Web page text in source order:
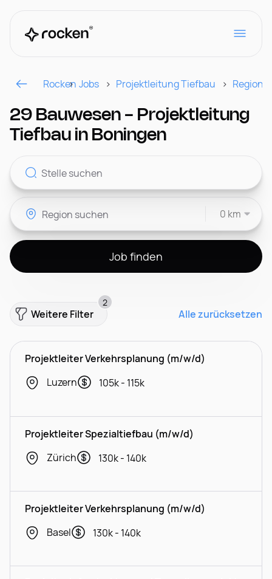
Für Arbeitgeber
Kontakt
CH
Rocken Jobs Projektleitung Tiefbau Region
29 Bauwesen - Projektleitung
Tiefbau in Boningen
0 km
Job finden
Weitere Filter
2
Alle zurücksetzen
Projektleiter Verkehrsplanung (m/w/d)
Luzern
105k - 115k
Projektleiter Spezialtiefbau (m/w/d)
Zürich
130k - 140k
Projektleiter Verkehrsplanung (m/w/d)
Basel
130k - 140k